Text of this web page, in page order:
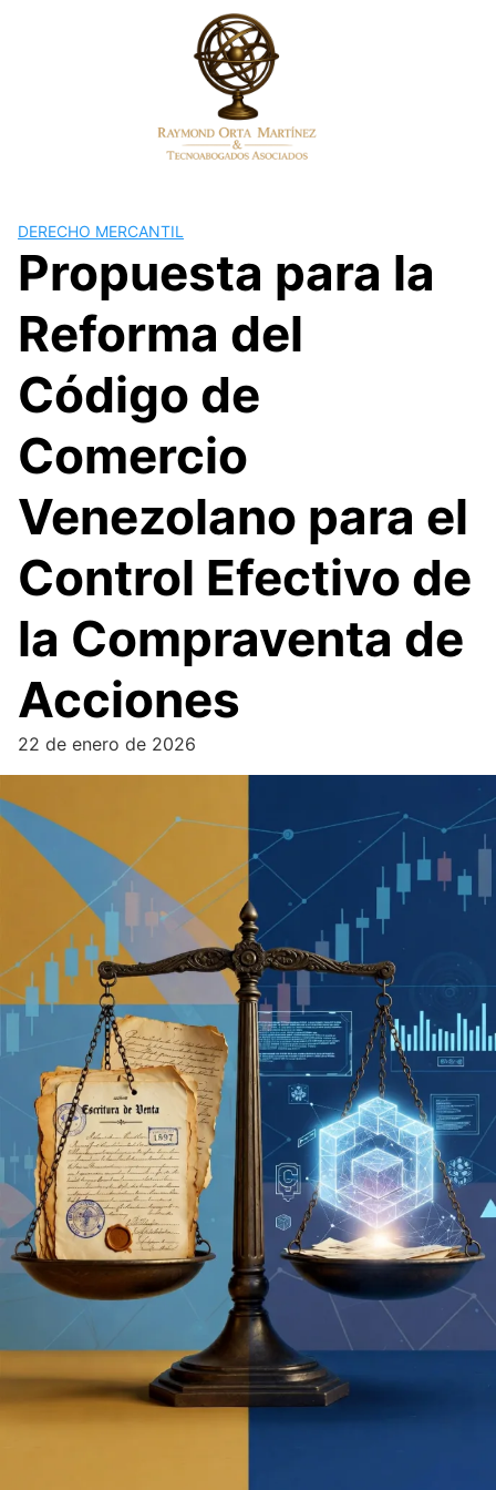
DERECHO MERCANTIL
Propuesta para la
Reforma del
Código de
Comercio
Venezolano para el
Control Efectivo de
la Compraventa de
Acciones
22 de enero de 2026